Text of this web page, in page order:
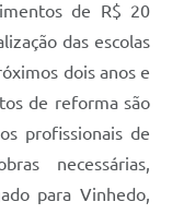
de R$ 20
das escolas
dois anos e
de reforma são
profissionais de
necessárias,
para Vinhedo,